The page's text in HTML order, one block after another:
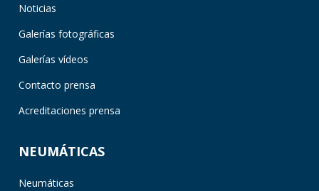
Noticias
Galerías fotográficas
Galerías vídeos
Contacto prensa
Acreditaciones prensa
NEUMÁTICAS
Neumáticas